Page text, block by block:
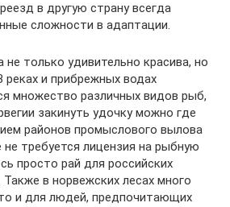
в другую страну всегда
сложности в адаптации.
только удивительно красива, но
реках и прибрежных водах
множество различных видов рыб,
закинуть удочку можно где
районов промыслового вылова
требуется лицензия на рыбную
просто рай для российских
в норвежских лесах много
и для людей, предпочитающих